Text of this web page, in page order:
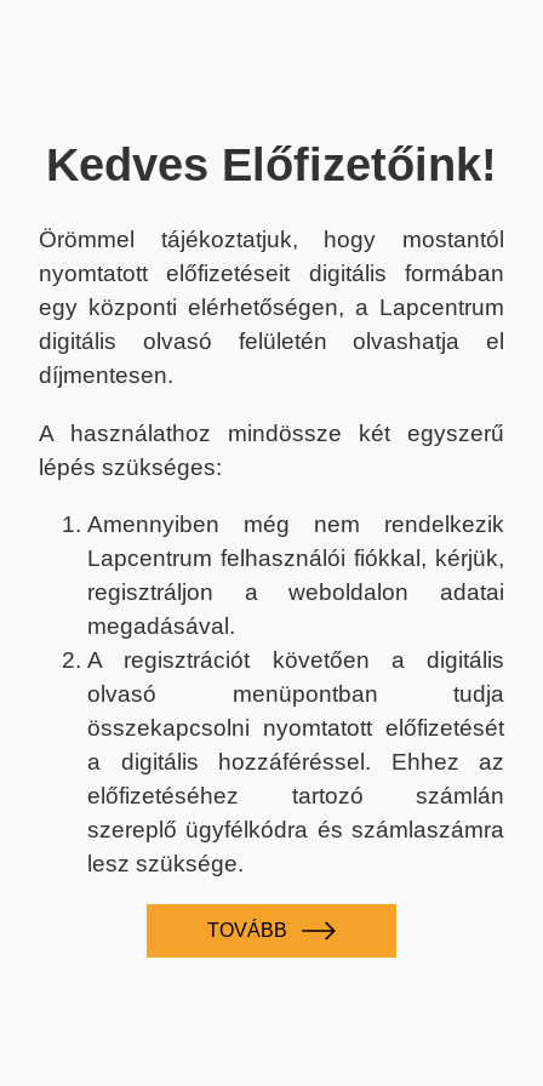
Kedves Előfizetőink!
Örömmel tájékoztatjuk, hogy mostantól
nyomtatott előfizetéseit digitális formában
egy központi elérhetőségen, a Lapcentrum
digitális olvasó felületén olvashatja el
díjmentesen.
A használathoz mindössze két egyszerű
lépés szükséges:
Amennyiben még nem rendelkezik
Lapcentrum felhasználói fiókkal, kérjük,
regisztráljon a weboldalon adatai
megadásával.
A regisztrációt követően a digitális
olvasó menüpontban tudja
összekapcsolni nyomtatott előfizetését
a digitális hozzáféréssel. Ehhez az
előfizetéséhez tartozó számlán
szereplő ügyfélkódra és számlaszámra
lesz szüksége.
TOVÁBB